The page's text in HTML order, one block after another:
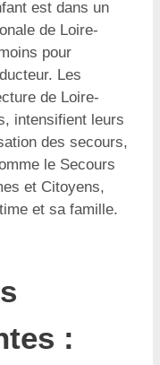
est dans un
de Loire-
pour
Les
de Loire-
intensifient leurs
des secours,
le Secours
et Citoyens,
et sa famille.
: